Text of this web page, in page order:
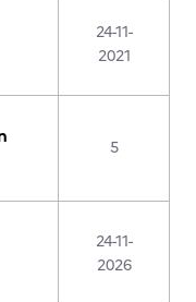
24-11-
2021
5
24-11-
2026